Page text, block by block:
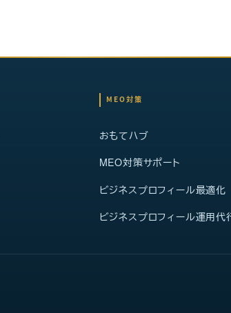
MEO対策
おもてハブ
MEO対策サポート
ビジネスプロフィール最適化
ビジネスプロフィール運用代